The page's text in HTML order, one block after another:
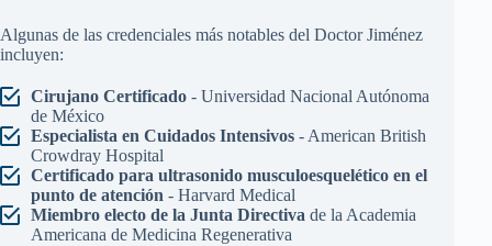
Algunas de las credenciales más notables del Doctor Jiménez
incluyen:
Cirujano Certificado- Universidad Nacional Autónoma
de México
Especialista en Cuidados Intensivos- American British
Crowdray Hospital
Certificado para ultrasonido musculoesquelético en el
punto de atención - Harvard Medical
Miembro electo de la Junta Directiva de la Academia
Americana de Medicina Regenerativa